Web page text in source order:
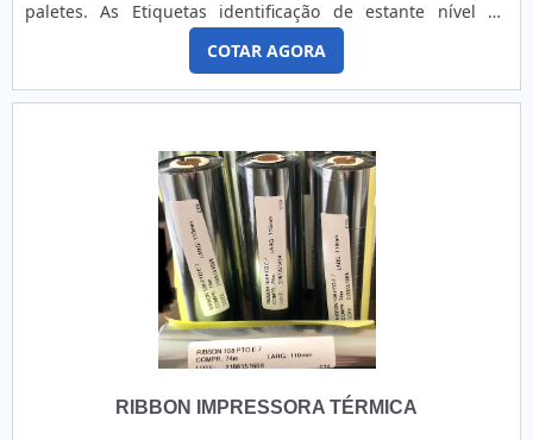
paletes. As Etiquetas identificação de estante nível da
Emplaca são confeccionadas principalmente em alumínio
de 0,3 mm e BOPP com gravação térmica ou fotográfica de
alta resolução. As etiquetas de alumínio são ideais para
aplicações que exijam um produto discreto, durável e co....
COTAR AGORA
RIBBON IMPRESSORA TÉRMICA